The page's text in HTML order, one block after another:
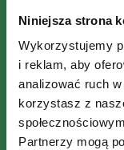
Niniejsza strona
Wykorzystujemy
i reklam, aby
analizować ruch
korzystasz z
Partnerzy mogą